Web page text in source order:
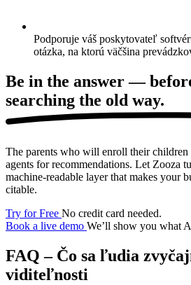
Podporuje váš poskytovateľ
otázka, na ktorú väčšina
Be in the answer —
searching the old way.
The parents who will enroll their
agents for recommendations. Let Zooza
machine-readable layer that makes your
citable.
Try for Free No credit card needed.
Book a live demo We’ll show you what
FAQ – Čo sa ľudia
viditeľnosti